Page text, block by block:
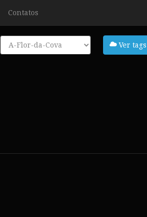
Contatos
Tags
Ver tags